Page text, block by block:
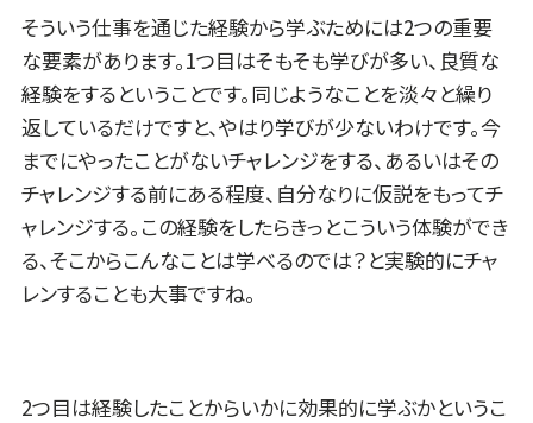
そういう仕事を通じた経験から学ぶためには2つの重要
な要素があります。1つ目はそもそも学びが多い、良質な
経験をするということです。同じようなことを淡々と繰り
返しているだけですと、やはり学びが少ないわけです。今
までにやったことがないチャレンジをする、あるいはその
チャレンジする前にある程度、自分なりに仮説をもってチ
ャレンジする。この経験をしたらきっとこういう体験ができ
る、そこからこんなことは学べるのでは？と実験的にチャ
レンすることも大事ですね。
2つ目は経験したことからいかに効果的に学ぶかというこ